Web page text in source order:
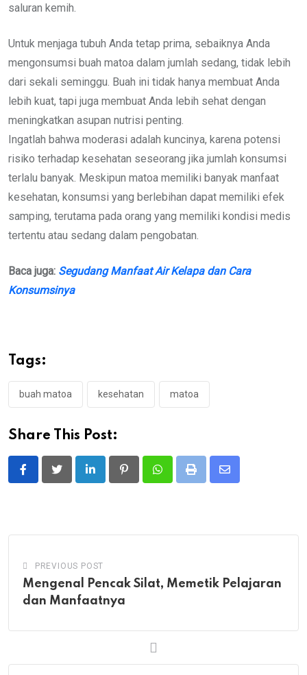
saluran kemih.
Untuk menjaga tubuh Anda tetap prima, sebaiknya Anda
mengonsumsi buah matoa dalam jumlah sedang, tidak lebih
dari sekali seminggu. Buah ini tidak hanya membuat Anda
lebih kuat, tapi juga membuat Anda lebih sehat dengan
meningkatkan asupan nutrisi penting.
Ingatlah bahwa moderasi adalah kuncinya, karena potensi
risiko terhadap kesehatan seseorang jika jumlah konsumsi
terlalu banyak. Meskipun matoa memiliki banyak manfaat
kesehatan, konsumsi yang berlebihan dapat memiliki efek
samping, terutama pada orang yang memiliki kondisi medis
tertentu atau sedang dalam pengobatan.
Baca juga: Segudang Manfaat Air Kelapa dan Cara
Konsumsinya
Tags:
buah matoa kesehatan matoa
Share This Post:
LinkedIn PinterestWhatsappPrint
Share
PREVIOUS POST
Mengenal Pencak Silat, Memetik Pelajaran
dan Manfaatnya